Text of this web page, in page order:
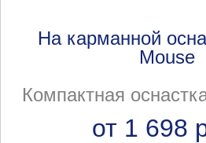
На карманной
Mouse
Компактная
от 1 698